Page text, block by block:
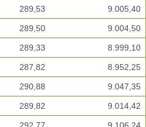
289,53 9.005,40
289,50 9.004,50
289,33 8.999,10
287,82 8.952,25
290,88 9.047,35
289,82 9.014,42